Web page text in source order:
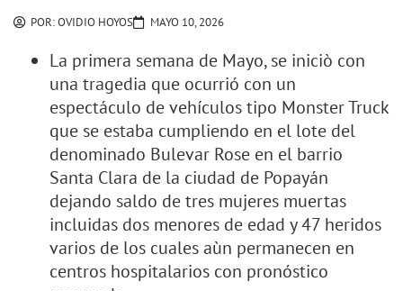
POR:OVIDIO HOYOS MAYO 10, 2026
La primera semana de Mayo, se iniciò con
una tragedia que ocurrió con un
espectáculo de vehículos tipo Monster Truck
que se estaba cumpliendo en el lote del
denominado Bulevar Rose en el barrio
Santa Clara de la ciudad de Popayán
dejando saldo de tres mujeres muertas
incluidas dos menores de edad y 47 heridos
varios de los cuales aùn permanecen en
centros hospitalarios con pronóstico